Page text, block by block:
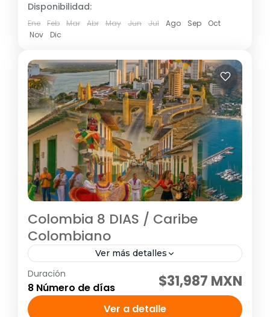
Disponibilidad:
Ene Feb Mar Abr May Jun Jul Ago Sep
Oct
Nov
Dic
Colombia 8 DIAS / Caribe
Colombiano
Ver más detalles
Visitando: Cartagena, Barranquilla, Santa
Marta Días de operación: Diario hasta el 14
de diciembre de 2026 Tarifa no aplica para
Duración
8 Número de días $31,987 MXN
Ver a detalle